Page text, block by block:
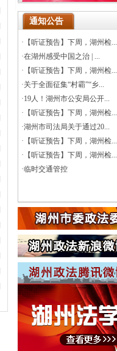
通知公告
· 【听证预告】下周，湖州检...
·在湖州感受中国之治 | ...
· 【听证预告】下周，湖州检...
·关于全面征集“村霸”“乡...
·19人！湖州市公安局公开...
· 【听证预告】下周，湖州检...
·湖州市司法局关于通过20...
· 【听证预告】下周，湖州检...
· 【听证预告】下周，湖州检...
·临时交通管控